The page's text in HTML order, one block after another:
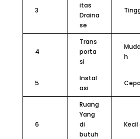
3
itas
Draina
se
4
Trans
porta
si
h
5
Instal
asi
6
Ruang
Yang
di
butuh
Kecil